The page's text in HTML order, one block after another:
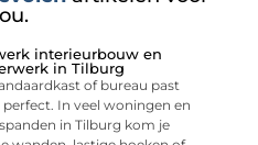
interieurbouw en
in Tilburg
of bureau past
perfect. In veel woningen en
in Tilburg kom je